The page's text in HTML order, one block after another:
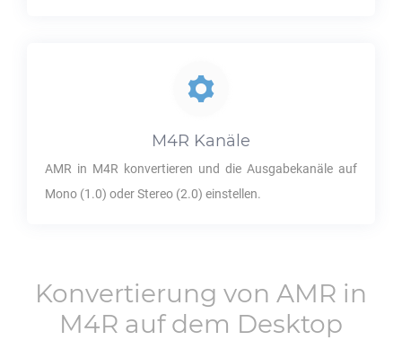
M4R Kanäle
AMR in M4R konvertieren und die Ausgabekanäle auf
Mono (1.0) oder Stereo (2.0) einstellen.
Konvertierung von AMR in
M4R auf dem Desktop